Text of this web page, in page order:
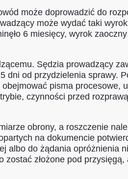
może doprowadzić do
może wydać taki
6 miesięcy, wyrok
Sędzia prowadzący
dni od przydzielenia sprawy.
pisma procesowe,
czynności przed
obrony, a roszczenie
na dokumencie
albo do żądania opróżnienia
złożone pod przysięgą,